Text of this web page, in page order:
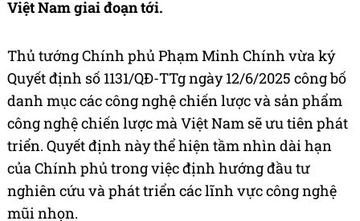
Việt Nam giai đoạn tới.
Thủ tướng Chính phủ Phạm Minh Chính vừa ký
Quyết định số 1131/QĐ-TTg ngày 12/6/2025 công bố
danh mục các công nghệ chiến lược và sản phẩm
công nghệ chiến lược mà Việt Nam sẽ ưu tiên phát
triển. Quyết định này thể hiện tầm nhìn dài hạn
của Chính phủ trong việc định hướng đầu tư
nghiên cứu và phát triển các lĩnh vực công nghệ
mũi nhọn.